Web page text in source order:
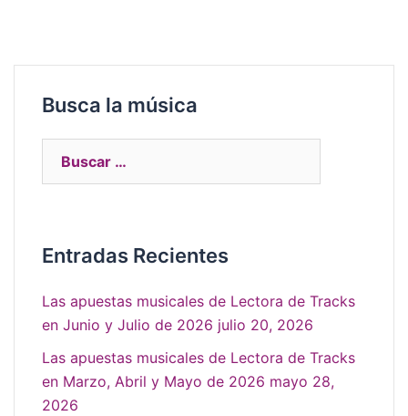
Busca la música
Entradas Recientes
Las apuestas musicales de Lectora de Tracks
en Junio y Julio de 2026 julio 20, 2026
Las apuestas musicales de Lectora de Tracks
en Marzo, Abril y Mayo de 2026 mayo 28,
2026